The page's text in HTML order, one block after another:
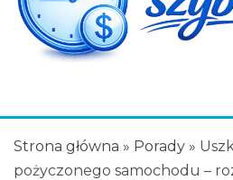
Strona główna » Porady »
pożyczonego samochodu –